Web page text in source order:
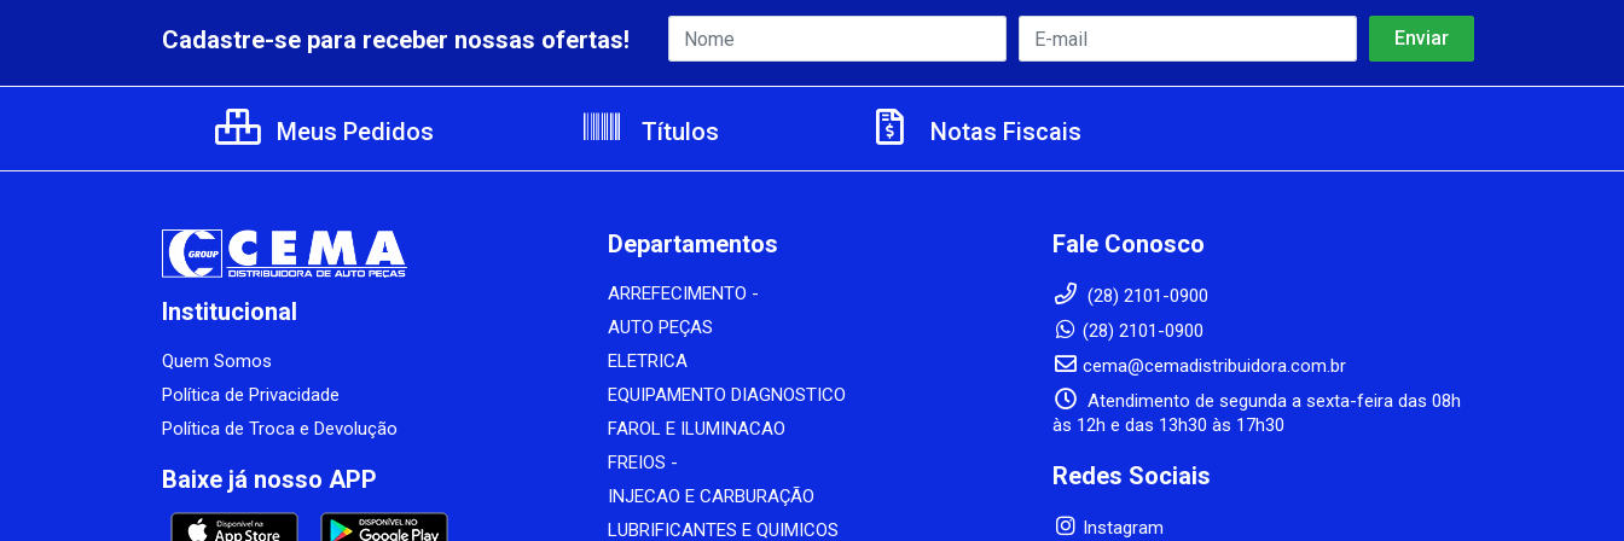
Cadastre-se para receber nossas ofertas!
Meus Pedidos Títulos Notas Fiscais
Institucional
Quem Somos
Política de Privacidade
Política de Troca e Devolução
Baixe já nosso APP
Departamentos
ARREFECIMENTO -
AUTO PEÇAS
ELETRICA
EQUIPAMENTO DIAGNOSTICO
FAROL E ILUMINACAO
FREIOS -
INJECAO E CARBURAÇÃO
LUBRIFICANTES E QUIMICOS
Fale Conosco
(28) 2101-0900
(28) 2101-0900
cema@cemadistribuidora.com.br
Atendimento de segunda a sexta-feira das 08h
às 12h e das 13h30 às 17h30
Redes Sociais
Instagram